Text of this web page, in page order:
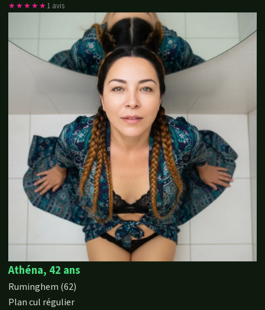
★★★★★1 avis
Athéna, 42 ans
Ruminghem (62)
Plan cul régulier